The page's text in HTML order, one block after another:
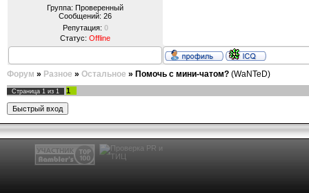
Группа: Проверенный
Сообщений: 26
Репутация: 0
Статус: Offline
Форум » Разное » Остальное » Помочь с мини-чатом? (WaNTeD)
Страница 1 из 1 1